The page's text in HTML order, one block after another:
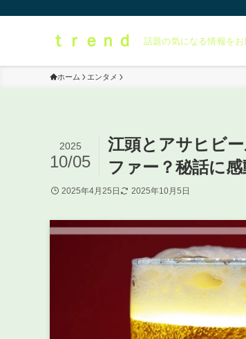
ｔｒｅｎｄ 話題の気になる情報をお
ホーム エンタメ
江頭とアサヒビ
ファー？秘話に感
2025
10/05
2025年4月25日 2025年10月5日